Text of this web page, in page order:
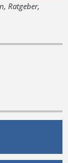
Ratgeber,